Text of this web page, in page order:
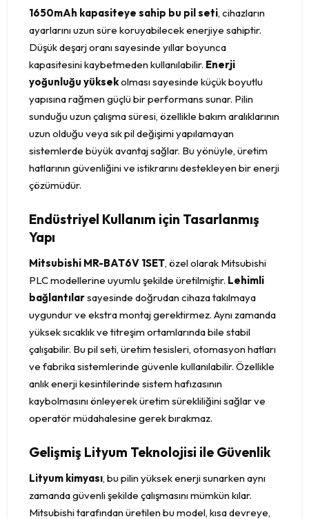
1650mAh kapasiteye sahip bu pil seti, cihazların
ayarlarını uzun süre koruyabilecek enerjiye sahiptir.
Düşük deşarj oranı sayesinde yıllar boyunca
kapasitesini kaybetmeden kullanılabilir. Enerji
yoğunluğu yüksekolması sayesinde küçük boyutlu
yapısına rağmen güçlü bir performans sunar. Pilin
sunduğu uzun çalışma süresi, özellikle bakım aralıklarının
uzun olduğu veya sık pil değişimi yapılamayan
sistemlerde büyük avantaj sağlar. Bu yönüyle, üretim
hatlarının güvenliğini ve istikrarını destekleyen bir enerji
çözümüdür.
Endüstriyel Kullanım için Tasarlanmış
Yapı
Mitsubishi MR-BAT6V 1SET, özel olarak Mitsubishi
PLC modellerine uyumlu şekilde üretilmiştir. Lehimli
bağlantılarsayesinde doğrudan cihaza takılmaya
uygundur ve ekstra montaj gerektirmez. Aynı zamanda
yüksek sıcaklık ve titreşim ortamlarında bile stabil
çalışabilir. Bu pil seti, üretim tesisleri, otomasyon hatları
ve fabrika sistemlerinde güvenle kullanılabilir. Özellikle
anlık enerji kesintilerinde sistem hafızasının
kaybolmasını önleyerek üretim sürekliliğini sağlar ve
operatör müdahalesine gerek bırakmaz.
Gelişmiş Lityum Teknolojisi ile Güvenlik
Lityum kimyası, bu pilin yüksek enerji sunarken aynı
zamanda güvenli şekilde çalışmasını mümkün kılar.
Mitsubishi tarafından üretilen bu model, kısa devreye,